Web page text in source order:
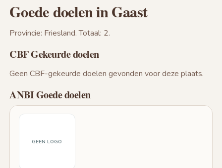
Goede doelen in Gaast
Provincie: Friesland. Totaal: 2.
CBF Gekeurde doelen
Geen CBF-gekeurde doelen gevonden voor deze plaats.
ANBI Goede doelen
GEEN LOGO